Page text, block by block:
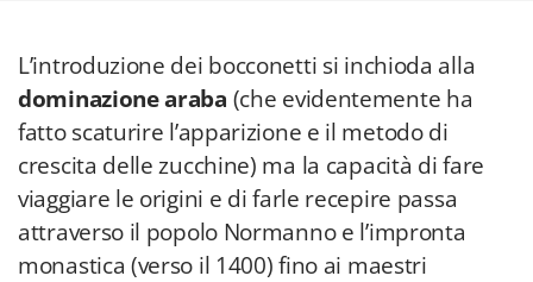
L’introduzione dei bocconetti si inchioda alla
dominazione araba (che evidentemente ha
fatto scaturire l’apparizione e il metodo di
crescita delle zucchine) ma la capacità di fare
viaggiare le origini e di farle recepire passa
attraverso il popolo Normanno e l’impronta
monastica (verso il 1400) fino ai maestri